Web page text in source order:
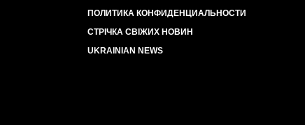
ПОЛИТИКА КОНФИДЕНЦИАЛЬНОСТИ
СТРІЧКА СВІЖИХ НОВИН
UKRAINIAN NEWS